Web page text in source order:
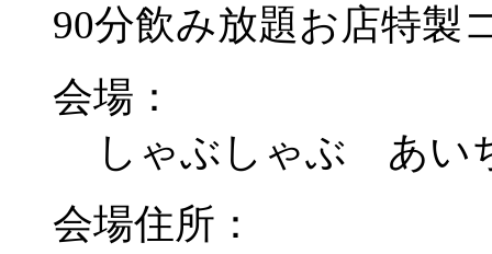
90分飲み放題お店特製
会場：
しゃぶしゃぶ あい
会場住所：